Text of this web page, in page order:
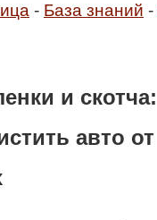
- База знаний -
и
авто от